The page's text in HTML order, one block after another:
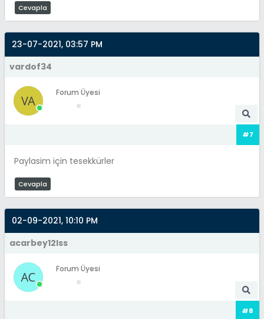
Cevapla
23-07-2021, 03:57 PM
vardof34
Forum Üyesi
#7
Paylasim için tesekkürler
Cevapla
02-09-2021, 10:10 PM
acarbey12lss
Forum Üyesi
#8